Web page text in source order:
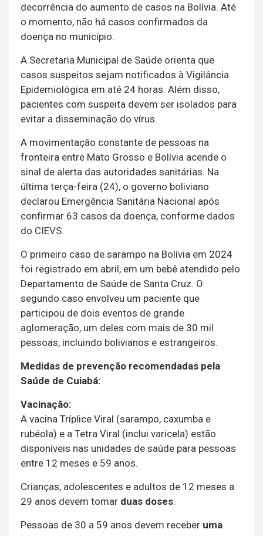
decorrência do aumento de casos na Bolívia. Até
o momento, não há casos confirmados da
doença no município.
A Secretaria Municipal de Saúde orienta que
casos suspeitos sejam notificados à Vigilância
Epidemiológica em até 24 horas. Além disso,
pacientes com suspeita devem ser isolados para
evitar a disseminação do vírus.
A movimentação constante de pessoas na
fronteira entre Mato Grosso e Bolívia acende o
sinal de alerta das autoridades sanitárias. Na
última terça-feira (24), o governo boliviano
declarou Emergência Sanitária Nacional após
confirmar 63 casos da doença, conforme dados
do CIEVS.
O primeiro caso de sarampo na Bolívia em 2024
foi registrado em abril, em um bebê atendido pelo
Departamento de Saúde de Santa Cruz. O
segundo caso envolveu um paciente que
participou de dois eventos de grande
aglomeração, um deles com mais de 30 mil
pessoas, incluindo bolivianos e estrangeiros.
Medidas de prevenção recomendadas pela
Saúde de Cuiabá:
Vacinação:
A vacina Tríplice Viral (sarampo, caxumba e
rubéola) e a Tetra Viral (inclui varicela) estão
disponíveis nas unidades de saúde para pessoas
entre 12 meses e 59 anos.
Crianças, adolescentes e adultos de 12 meses a
29 anos devem tomar duas doses.
Pessoas de 30 a 59 anos devem receber uma